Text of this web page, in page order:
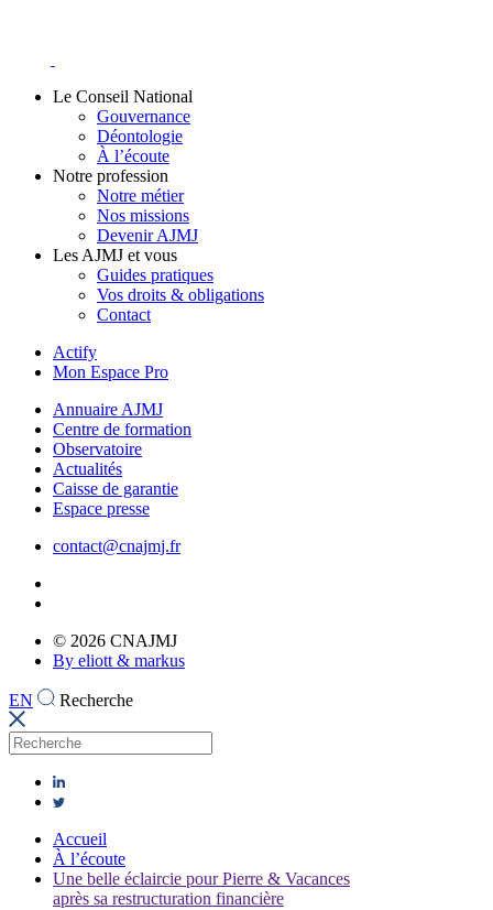
Le Conseil National
Gouvernance
Déontologie
À l’écoute
Notre profession
Notre métier
Nos missions
Devenir AJMJ
Les AJMJ et vous
Guides pratiques
Vos droits & obligations
Contact
Actify
Mon Espace Pro
Annuaire AJMJ
Centre de formation
Observatoire
Actualités
Caisse de garantie
Espace presse
contact@cnajmj.fr
© 2026 CNAJMJ
By eliott & markus
EN Recherche
Accueil
À l’écoute
Une belle éclaircie pour Pierre & Vacances
après sa restructuration financière